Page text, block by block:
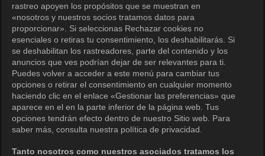
rastreo apoyen los propósitos que se muestran en
«nosotros y nuestros socios tratamos datos para
proporcionar». Si seleccionas Rechazar cookies no
esenciales o retiras tu consentimiento, los deshabilitarás. Si
se deshabilitan los rastreadores, parte del contenido y los
anuncios que ves podrían dejar de ser relevantes para ti.
Puedes volver a acceder a este menú para cambiar tus
opciones o retirar el consentimiento en cualquier momento
haciendo clic en el enlace «Gestionar las preferencias» que
aparece en el en la parte inferior de la página web. Tus
opciones tendrán efecto dentro de nuestro Sitio web. Para
saber más, consulta nuestra política de privacidad.
Tanto nosotros como nuestros asociados tratamos los